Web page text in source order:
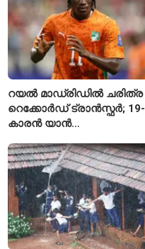
റയൽ മാഡ്രിഡിൽ ചരിത്ര
റെക്കോർഡ് ട്രാൻസ്ഫർ; 19-
കാരൻ യാൻ
സ്വന്തമാക്കി സ്പാനിഷ്
വമ്പന്മാർ